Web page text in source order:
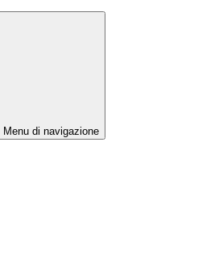
Menu di navigazione